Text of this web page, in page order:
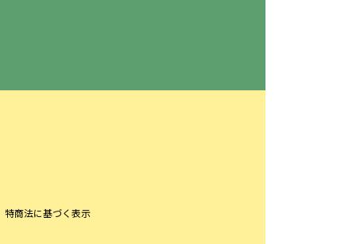
特商法に基づく表示